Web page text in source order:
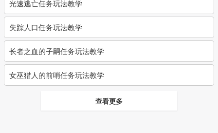
光速逃亡任务玩法教学
失踪人口任务玩法教学
长者之血的子嗣任务玩法教学
女巫猎人的前哨任务玩法教学
查看更多